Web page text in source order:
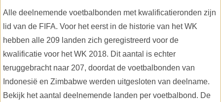
Alle deelnemende voetbalbonden met kwalificatieronden zijn
lid van de FIFA. Voor het eerst in de historie van het WK
hebben alle 209 landen zich geregistreerd voor de
kwalificatie voor het WK 2018. Dit aantal is echter
teruggebracht naar 207, doordat de voetbalbonden van
Indonesië en Zimbabwe werden uitgesloten van deelname.
Bekijk het aantal deelnemende landen per voetbalbond. De